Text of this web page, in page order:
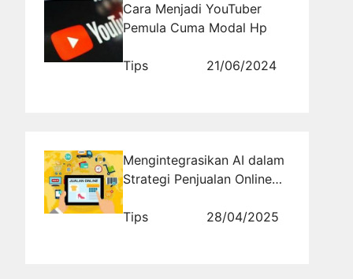
Cara Menjadi YouTuber
Pemula Cuma Modal Hp
Tips 21/06/2024
Mengintegrasikan AI dalam
Strategi Penjualan Online
Tips
28/04/2025